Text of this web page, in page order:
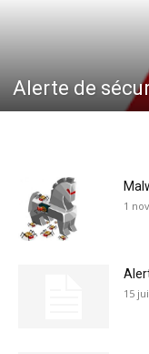
Alerte de
1
15